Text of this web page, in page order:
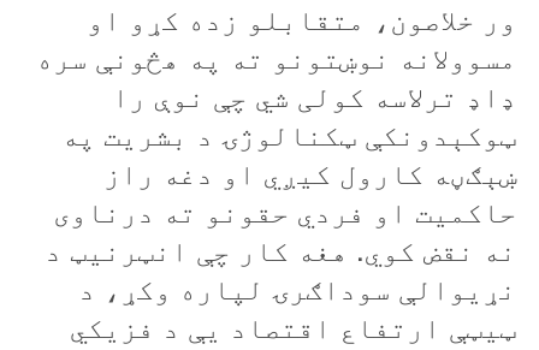
ور خلاصون، متقابلو زده کړو او
مسوولانه نوښتونو ته په هڅونې سره
ډاډ ترلاسه کولی شي چې نوې را
ټوکېدونکې ټکنالوژۍ د بشريت په
ښېګڼه کارول کيږي او دغه راز
حاکميت او فردي حقونو ته درناوی
نه نقض کوي. هغه کار چې انټرنيټ د
نړيوالې سوداګرۍ لپاره وکړ، د
ټيټې ارتفاع اقتصاد یې د فزيکي